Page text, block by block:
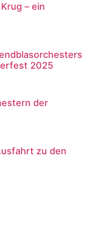
– ein
2025
der
zu den